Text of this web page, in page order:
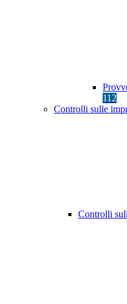
112
Controlli sulle
Controlli